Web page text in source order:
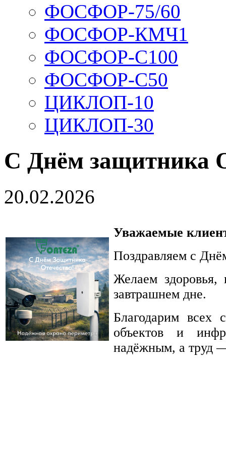
ФОСФОР-75/60
ФОСФОР-КМЧ1
ФОСФОР-С100
ФОСФОР-С50
ЦИКЛОП-10
ЦИКЛОП-30
С Днём защитника
20.02.2026
Уважаемые
Поздравляем с
Желаем здоровья,
завтрашнем дне.
Благодарим всех
объектов и
надёжным, а труд